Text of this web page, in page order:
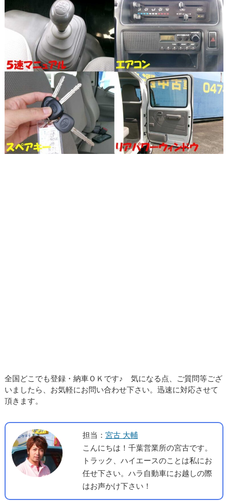
担当：宮古 大輔
こんにちは！千葉営業所の宮古です。
はお声かけ下さい！
新着中古車一覧